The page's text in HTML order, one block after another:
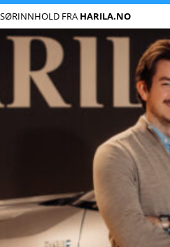
FRA HARILA.NO